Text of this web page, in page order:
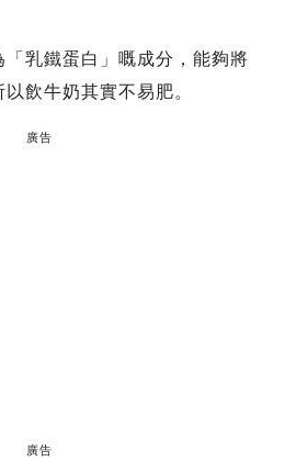
乳鐵蛋白」嘅成分，能夠將
飲牛奶其實不易肥。
廣告
廣告